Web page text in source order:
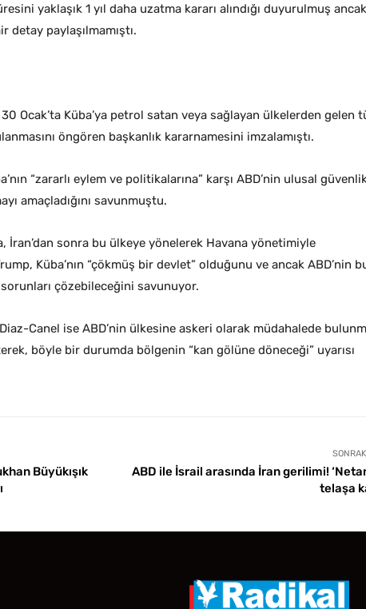
yaklaşık 1 yıl daha uzatma kararı alındığı duyurulmuş
paylaşılmamıştı.
Ocak’ta Küba’ya petrol satan veya sağlayan ülkelerden gelen
öngören başkanlık kararnamesini imzalamıştı.
“zararlı eylem ve politikalarına” karşı ABD’nin ulusal
amaçladığını savunmuştu.
İran’dan sonra bu ülkeye yönelerek Havana yönetimiyle
Küba’nın “çökmüş bir devlet” olduğunu ve ancak ABD’nin
çözebileceğini savunuyor.
Canel ise ABD’nin ülkesine askeri olarak müdahalede
böyle bir durumda bölgenin “kan gölüne döneceği” uyarısı
Büyükışık
ABD ile İsrail arasında İran gerilimi!
telaşa